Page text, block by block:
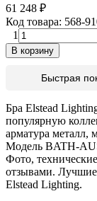
61 248 ₽
Код товара: 568-
1
В корзину
Быстрая
Бра Elstead
популярную
арматура металл,
Модель BATH-
Фото,
отзывами.
Elstead Lighting.